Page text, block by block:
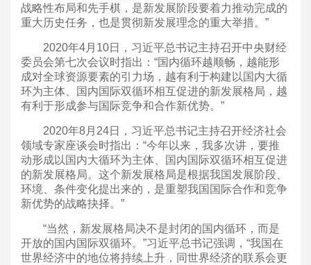
战略性布局和先手棋，是新发展阶段要着力推动完成的
重大历史任务，也是贯彻新发展理念的重大举措。”
2020年4月10日，习近平总书记主持召开中央财经
委员会第七次会议时指出：“国内循环越顺畅，越能形
成对全球资源要素的引力场，越有利于构建以国内大循
环为主体、国内国际双循环相互促进的新发展格局，越
有利于形成参与国际竞争和合作新优势。”
2020年8月24日，习近平总书记主持召开经济社会
领域专家座谈会时指出：“今年以来，我多次讲，要推
动形成以国内大循环为主体、国内国际双循环相互促进
的新发展格局。这个新发展格局是根据我国发展阶段、
环境、条件变化提出来的，是重塑我国国际合作和竞争
新优势的战略抉择。”
“当然，新发展格局决不是封闭的国内循环，而是
开放的国内国际双循环。”习近平总书记强调，“我国在
世界经济中的地位将持续上升，同世界经济的联系会更